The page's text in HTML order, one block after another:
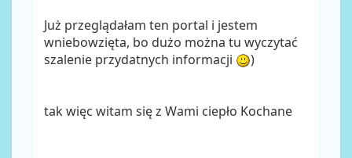
Już przeglądałam ten portal i jestem
wniebowzięta, bo dużo można tu wyczytać
szalenie przydatnych informacji
)
tak więc witam się z Wami ciepło Kochane